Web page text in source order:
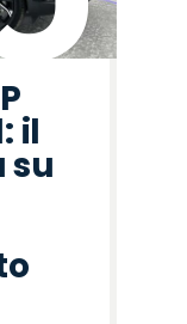
il
su